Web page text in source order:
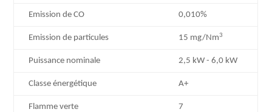
Emission de CO 0,010%
Emission de particules 15 mg/Nm3
Puissance nominale 2,5 kW - 6,0 kW
Classe énergétique A+
Flamme verte 7